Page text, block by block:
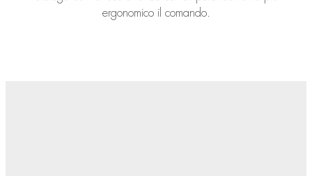
ergonomico il comando.